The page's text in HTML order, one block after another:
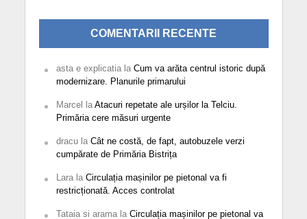
COMENTARII RECENTE
asta e explicatiala Cum va arăta centrul istoric după
modernizare. Planurile primarului
Marcel la Atacuri repetate ale urșilor la Telciu.
Primăria cere măsuri urgente
dracula Cât ne costă, de fapt, autobuzele verzi
cumpărate de Primăria Bistrița
Larala Circulația mașinilor pe pietonal va fi
restricționată. Acces controlat
Tataia si aramala Circulația mașinilor pe pietonal va